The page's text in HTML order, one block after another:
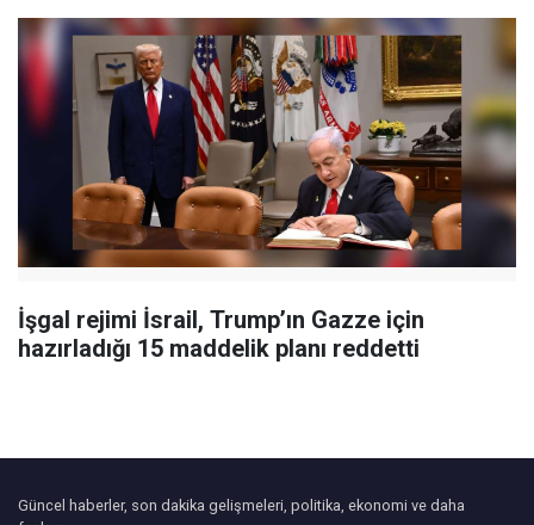
İşgal rejimi İsrail, Trump’ın Gazze için
hazırladığı 15 maddelik planı reddetti
Güncel haberler, son dakika gelişmeleri, politika, ekonomi ve daha